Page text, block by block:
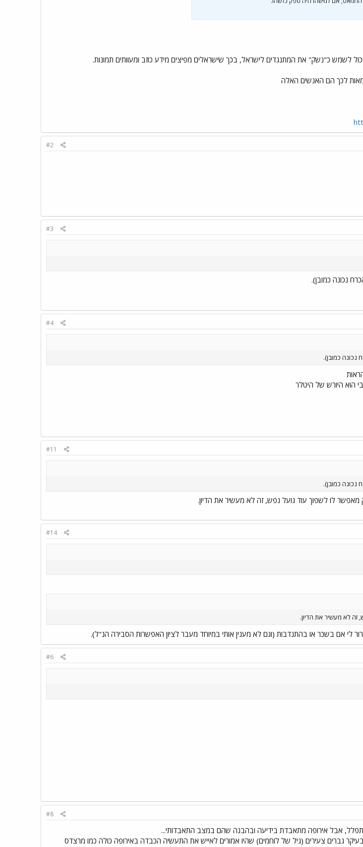
לשמש כ"נשק" את המתנגדים לישראל, בכך שישראלים מפיצים מידע כוזב ומעוותים תמונות.
לכך הם האנשים האלה
#2
#3
נכונה כמובן).
#4
כמובן).
הוא היורש של היטלר
#11
כמובן).
לו לשפוך עוד גועל נפש, זה לא מעשיר את הדיון.
#14
זה לא מעשיר את הדיון.
לי אם בשכר או בהתנדבות (וגם לא מענין אותי במיוחד מעבר לציון האפשרות הסבירה הנ"ל).
#6
#8
אבל אירופה מתאבדת בידיעה ובהבנה שהם במצב התאבדותי...
במדינות אירופה אין ידיים עובדות. כשמאבדים כ- 70,000,000 בעיקר גברים צעירים (גיל של לוחמים) שהיו אמורים לאייש את התעשיה הכבדה באירופה כולה כמו מרצדס